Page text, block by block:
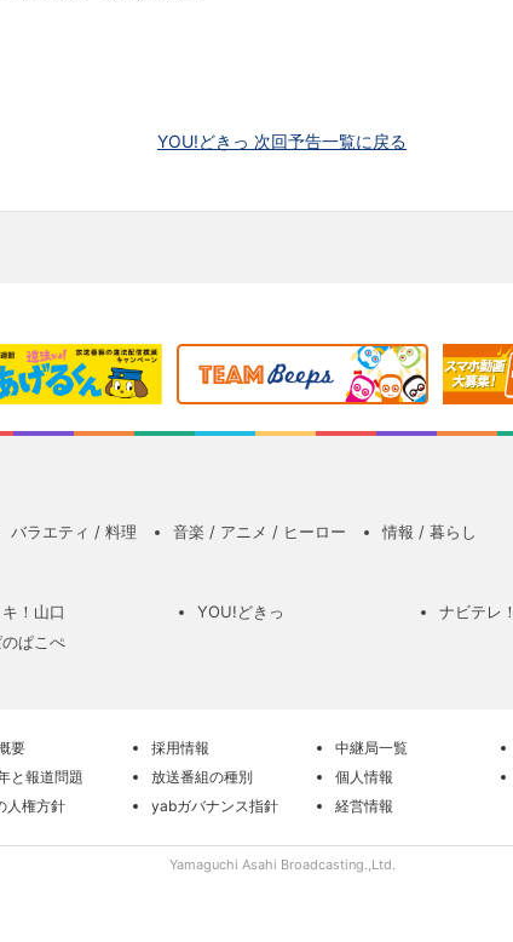
YOU!どきっ 次回予告一覧に戻る
バラエティ / 料理 音楽 / アニメ / ヒーロー 情報 / 暮らし
！山口 YOU!どきっ
ナビテレ！
ぱこぺ
要 採用情報 中継局一覧
と報道問題
放送番組の種別 個人情報
人権方針
yabガバナンス指針 経営情報
Yamaguchi Asahi Broadcasting.,Ltd.